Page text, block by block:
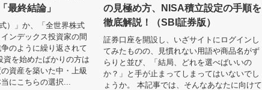
最終結論」
）」か、「全世界株式
インデックス投資家の間
のように繰り返されて
資を始めたばかりの方は
資産を築いた中・上級
にこちらの選択...
の見極め方、NISA積立設定の手順を
徹底解説！（SBI証券版）
証券口座を開設し、いざサイトにログインし
てみたものの、見慣れない用語や商品名がず
らりと並び、「結局、どれを選べばいいの
か？」と手が止まってしまってはいないでし
ょうか。 本記事では、そんなあなたに向けて